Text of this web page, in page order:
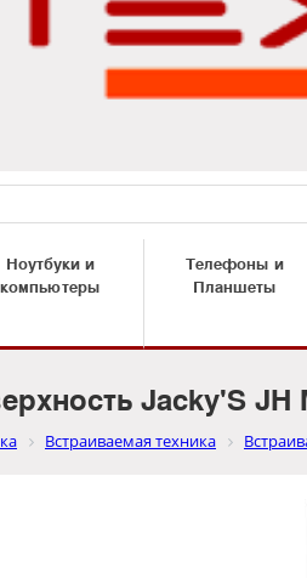
Ноутбуки и
компьютеры
Телефоны и
Планшеты
Jacky'S JH
Встраиваемая техника